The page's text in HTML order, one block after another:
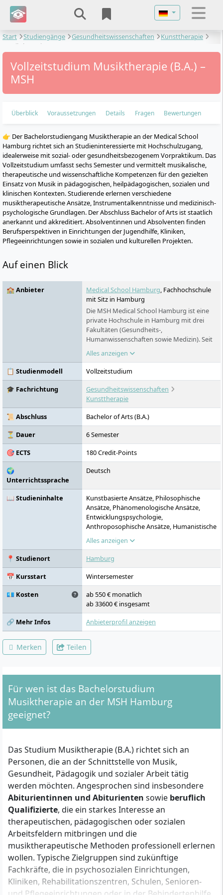
Sprache
Start Studiengänge Gesundheitswissenschaften
Kunsttherapie
Musiktherapie
Vollzeitstudium Musiktherapie (B.A.) –
MSH
Überblick Voraussetzungen Details Fragen Bewertungen
👉 Der Bachelorstudiengang Musiktherapie an der Medical School
Hamburg richtet sich an Studieninteressierte mit Hochschulzugang,
idealerweise mit sozial- oder gesundheitsbezogenem Vorpraktikum. Das
Vollzeitstudium umfasst sechs Semester und vermittelt musikalische,
therapeutische und wissenschaftliche Kompetenzen für den gezielten
Einsatz von Musik in pädagogischen, heilpädagogischen, sozialen und
klinischen Kontexten. Studierende erlernen verschiedene
musiktherapeutische Ansätze, Instrumentalkenntnisse und medizinisch-
psychologische Grundlagen. Der Abschluss Bachelor of Arts ist staatlich
anerkannt und akkreditiert. Absolventinnen und Absolventen finden
Berufsperspektiven in Einrichtungen der Jugendhilfe, Kliniken,
Pflegeeinrichtungen sowie in sozialen und kulturellen Projekten.
Auf einen Blick
🏫 Anbieter Medical School Hamburg, Fachhochschule
mit Sitz in Hamburg
Die MSH Medical School Hamburg ist eine
private Hochschule in Hamburg mit drei
Fakultäten (Gesundheits-,
Humanwissenschaften sowie Medizin). Seit
ihrer Gründung 2010 bietet sie staatlich
anerkannte und akkreditierte Studiengänge
in Vollzeit, Teilzeit oder
ist interdisziplinär ausgerichtet und
verbindet wissenschaftliche Forschung mit
praxisorientierter Ausbildung. Ihr Hauptsitz
ist in der HafenCity, weitere Standorte
befinden sich in Harburg und Schwerin.
Alles anzeigen
📋 Studienmodell
Vollzeitstudium
🎓 Fachrichtung
Gesundheitswissenschaften
Kunsttherapie
📜 Abschluss
Bachelor of Arts (B.A.)
⏳ Dauer
6 Semester
🎯 ECTS
180 Credit-Points
🌍
Unterrichtssprache
Deutsch
📖 Studieninhalte
Kunstbasierte Ansätze, Philosophische
Ansätze, Phänomenologische Ansätze,
Entwicklungspsychologie,
Anthroposophische Ansätze, Humanistische
Ansätze, Systemische Ansätze,
Psychodynamische Ansätze, Musikalische
Kompetenzen, Pädagogische und klinische
Anwendungsfelder, Medizinische
Grundlagen, Psychologische Grundlagen
Alles anzeigen
📍 Studienort
Hamburg
📅 Kursstart
Wintersemester
💶 Kosten
ab 550 € monatlich
ab 33600 € insgesamt
🔗 Mehr Infos
Anbieterprofil anzeigen
Merken Teilen
Für wen ist das Bachelorstudium
Musiktherapie an der MSH Hamburg
geeignet?
Das Studium Musiktherapie (B.A.) richtet sich an
Personen, die an der Schnittstelle von Musik,
Gesundheit, Pädagogik und sozialer Arbeit tätig
werden möchten. Angesprochen sind insbesondere
Abiturientinnen und Abiturienten sowie beruflich
Qualifizierte, die ein starkes Interesse an
therapeutischen, pädagogischen oder sozialen
Arbeitsfeldern mitbringen und die
musiktherapeutische Methoden professionell erlernen
wollen. Typische Zielgruppen sind zukünftige
Fachkräfte, die in psychosozialen Einrichtungen,
Kliniken, Rehabilitationszentren, Schulen, Senioren-